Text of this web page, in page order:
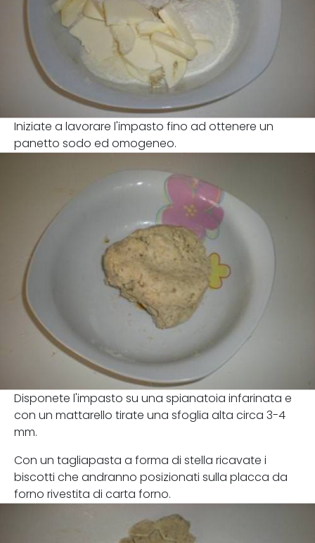
Iniziate a lavorare l'impasto fino ad ottenere un
panetto sodo ed omogeneo.
Disponete l'impasto su una spianatoia infarinata e
con un mattarello tirate una sfoglia alta circa 3-4
mm.
Con un tagliapasta a forma di stella ricavate i
biscotti che andranno posizionati sulla placca da
forno rivestita di carta forno.